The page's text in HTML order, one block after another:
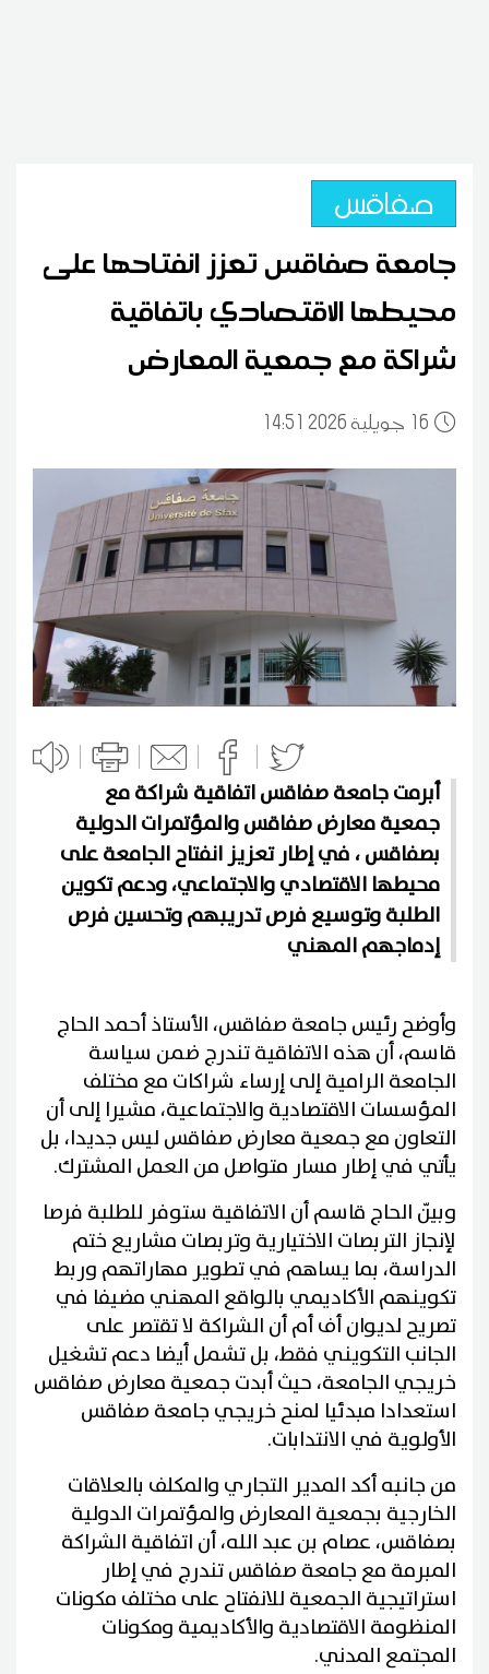
صفاقس
جامعة صفاقس تعزز انفتاحها على
محيطها الاقتصادي باتفاقية
شراكة مع جمعية المعارض
16 14:51 2026 جويلية
أبرمت جامعة صفاقس اتفاقية شراكة مع
جمعية معارض صفاقس والمؤتمرات الدولية
بصفاقس ، في إطار تعزيز انفتاح الجامعة على
محيطها الاقتصادي والاجتماعي، ودعم تكوين
الطلبة وتوسيع فرص تدريبهم وتحسين فرص
إدماجهم المهني
وأوضح رئيس جامعة صفاقس، الأستاذ أحمد الحاج
قاسم، أن هذه الاتفاقية تندرج ضمن سياسة
الجامعة الرامية إلى إرساء شراكات مع مختلف
المؤسسات الاقتصادية والاجتماعية، مشيرا إلى أن
التعاون مع جمعية معارض صفاقس ليس جديدا، بل
يأتي في إطار مسار متواصل من العمل المشترك.
وبيّن الحاج قاسم أن الاتفاقية ستوفر للطلبة فرصا
لإنجاز التربصات الاختيارية وتربصات مشاريع ختم
الدراسة، بما يساهم في تطوير مهاراتهم وربط
تكوينهم الأكاديمي بالواقع المهني مضيفا في
تصريح لديوان أف أم أن الشراكة لا تقتصر على
الجانب التكويني فقط، بل تشمل أيضا دعم تشغيل
خريجي الجامعة، حيث أبدت جمعية معارض صفاقس
استعدادا مبدئيا لمنح خريجي جامعة صفاقس
الأولوية في الانتدابات.
من جانبه أكد المدير التجاري والمكلف بالعلاقات
الخارجية بجمعية المعارض والمؤتمرات الدولية
بصفاقس، عصام بن عبد الله، أن اتفاقية الشراكة
المبرمة مع جامعة صفاقس تندرج في إطار
استراتيجية الجمعية للانفتاح على مختلف مكونات
المنظومة الاقتصادية والأكاديمية ومكونات
المجتمع المدني.